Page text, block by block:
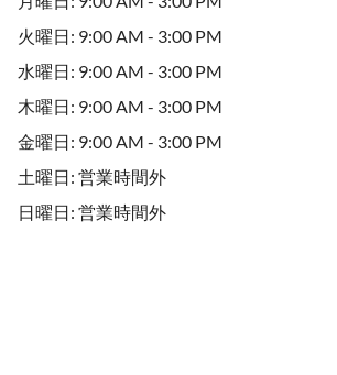
火曜日: 9:00 AM - 3:00 PM
水曜日: 9:00 AM - 3:00 PM
木曜日: 9:00 AM - 3:00 PM
金曜日: 9:00 AM - 3:00 PM
土曜日: 営業時間外
日曜日: 営業時間外